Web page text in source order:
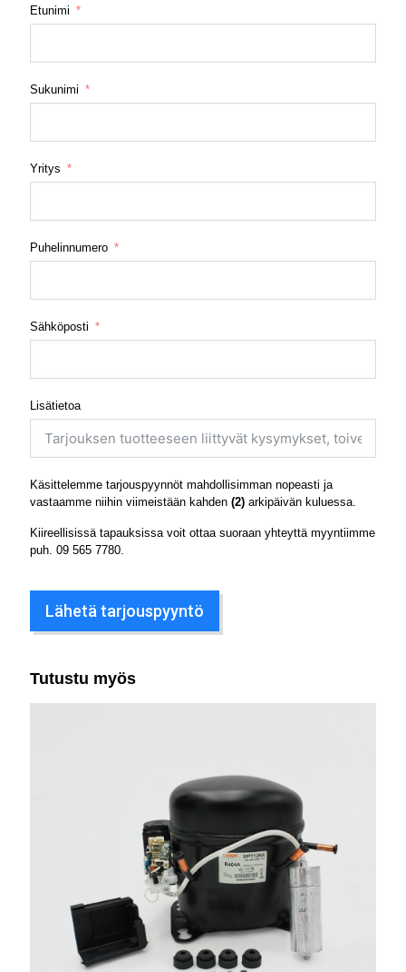
Etunimi
Sukunimi
Yritys
Puhelinnumero
Sähköposti
Lisätietoa
Käsittelemme tarjouspyynnöt mahdollisimman nopeasti ja
vastaamme niihin viimeistään kahden (2) arkipäivän kuluessa.
Kiireellisissä tapauksissa voit ottaa suoraan yhteyttä myyntiimme
puh. 09 565 7780
Lähetä tarjouspyyntö
Tutustu myös